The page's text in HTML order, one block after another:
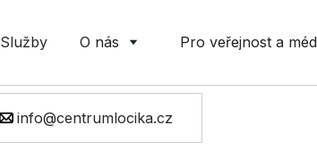
Služby O nás Pro veřejnost a
info@centrumlocika.cz